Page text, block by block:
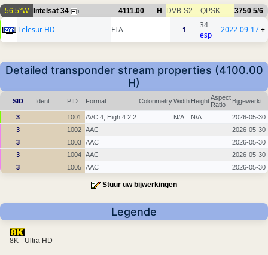
56.5°W Intelsat 34 1 4111.00 H DVB-S2 QPSK 3750 5/6
Telesur HD FTA 1
34
esp
2022-09-17+
Detailed transponder stream properties (4100.00
H)
SID Ident. PID Format ColorimetryWidth HeightAspect
Ratio
Bijgewerkt
3 1001 AVC 4, High 4:2:2 N/A N/A
2026-05-30
3
1002 AAC
2026-05-30
3
1003 AAC
2026-05-30
3
1004 AAC
2026-05-30
3
1005 AAC 2026-05-30
Stuur uw bijwerkingen
Legende
8K - Ultra HD